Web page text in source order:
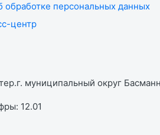
персональных данных
центр
муниципальный округ
12.01